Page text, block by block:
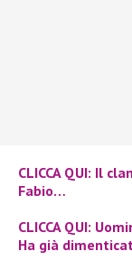
CLICCA QUI: Il
Fabio…
CLICCA QUI:
Ha già